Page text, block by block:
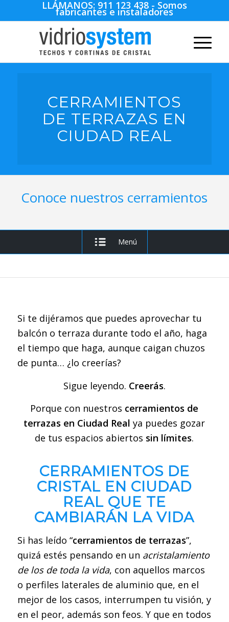
LLÁMANOS: 911 123 438 - Somos
fabricantes e instaladores
CERRAMIENTOS
DE TERRAZAS EN
CIUDAD REAL
Conoce nuestros cerramientos
Menú
Si te dijéramos que puedes aprovechar tu
balcón o terraza durante todo el año, haga
el tiempo que haga, aunque caigan chuzos
de punta… ¿lo creerías?
Sigue leyendo. Creerás.
Porque con nuestros cerramientos de
terrazas en Ciudad Real ya puedes gozar
de tus espacios abiertos sin límites.
CERRAMIENTOS DE
CRISTAL EN CIUDAD
REAL QUE TE
CAMBIARÁN LA VIDA
Si has leído “cerramientos de terrazas”,
quizá estés pensando en un acristalamiento
de los de toda la vida, con aquellos marcos
o perfiles laterales de aluminio que, en el
mejor de los casos, interrumpen tu visión, y
en el peor, además son feos. Y que en todos